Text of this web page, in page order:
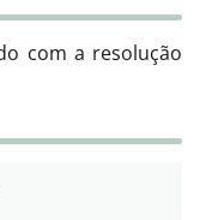
com a resolução